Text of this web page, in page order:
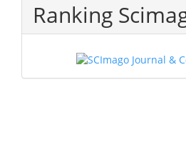
Ranking